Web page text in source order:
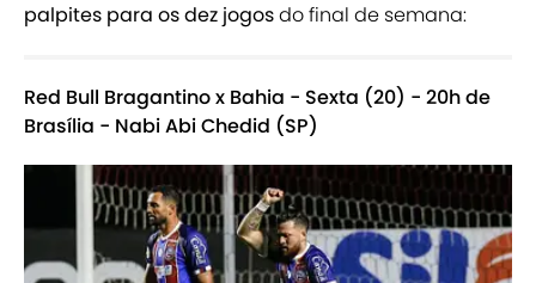
palpites para os dez jogosdo final de semana:
Red Bull Bragantino x Bahia - Sexta (20) - 20h de
Brasília - Nabi Abi Chedid (SP)